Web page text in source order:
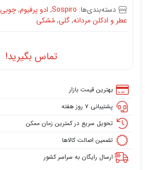
دسته‌بندی‌ها: Sospiro
, ادو پرفیوم,چوبی
عطر و ادکلن مردانه,گلی,مُشکی
تماس بگیرید!
بهترین قیمت بازار
پشتیبانی ۷ روز هفته
تحویل سریع در کمترین زمان ممکن
تضمین اصالت کالاها
ارسال رایگان به سراسر کشور